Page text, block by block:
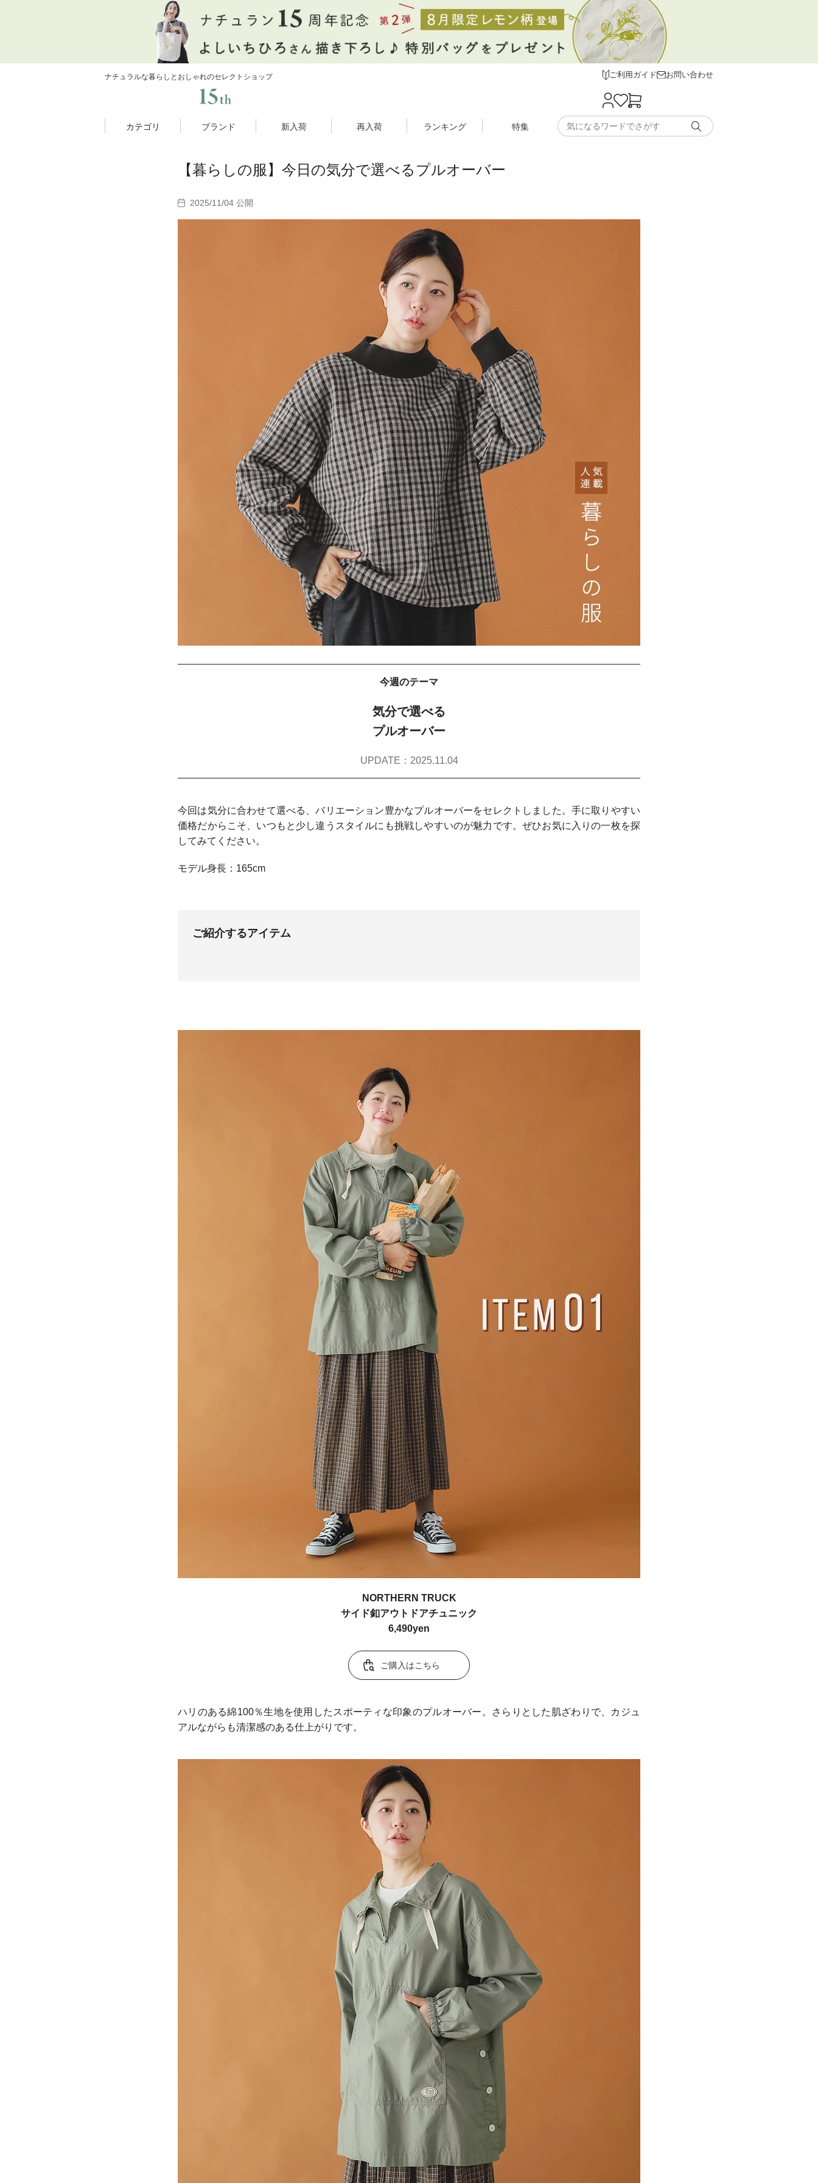
ナチュラルな暮らしとおしゃれのセレクトショップ ご利用ガイド お問い合わせ
カテゴリ ブランド 新入荷 再入荷 ランキング 特集
【暮らしの服】今日の気分で選べるプルオーバー
2025/11/04 公開
今週のテーマ
気分で選べる
プルオーバー
UPDATE：2025.11.04
今回は気分に合わせて選べる、バリエーション豊かなプルオーバーをセレクトしました。手に取りやすい
価格だからこそ、いつもと少し違うスタイルにも挑戦しやすいのが魅力です。ぜひお気に入りの一枚を探
してみてください。
モデル身長：165cm
ご紹介するアイテム
NORTHERN TRUCK
サイド釦アウトドアチュニック
6,490yen
ご購入はこちら
ハリのある綿100％生地を使用したスポーティな印象のプルオーバー。さらりとした肌ざわりで、カジュ
アルながらも清潔感のある仕上がりです。